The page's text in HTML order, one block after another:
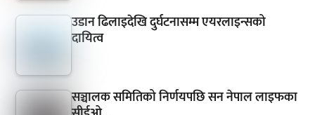
उडान ढिलाइदेखि दुर्घटनासम्म एयरलाइन्सको
दायित्व
सञ्चालक समितिको निर्णयपछि सन नेपाल लाइफका